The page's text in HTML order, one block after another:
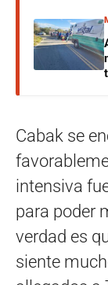
Cabak se
intensiva
para poder
verdad es
siente